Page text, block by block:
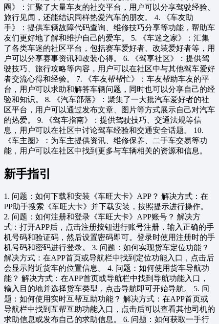
圈》：汇聚了大量车友的社交平台，用户可以分享驾驶经验、
旅行见闻，还能结识同样热爱汽车的朋友。 4. 《车友助
手》：提供车辆故障代码查询、维修技巧分享等功能，帮助车
友们更好地了解和维护自己的爱车。 5. 《车迷之家》：汇集
了各类车迷的社区平台，包括赛车爱好者、改装爱好者等，用
户可以分享赛事资讯和改装心得。 6. 《驾享社区》：提供驾
驶技巧、旅行攻略等内容，用户可以在社区中与其他驾车爱好
者交流心得和经验。 7. 《车友帮帮忙》：车友帮助车友的平
台，用户可以求助和解答车辆问题，同时也可以分享自己的经
验和知识。 8. 《汽车部落》：聚集了一大批汽车爱好者的社
区平台，用户可以通过发布文章、图片等方式展示自己对汽车
的热爱。 9. 《驾车指南》：提供驾驶技巧、交通法规等信
息，用户可以在社区中讨论驾车经验和交通安全话题。 10.
《车主圈》：为车主提供资讯、维修保养、二手车交易等功
能，用户可以在社区中找到更多与车辆相关的资源和信息。
新手指引
1. 问题：如何下载和安装《车旺大卡》APP？ 解决方式：在
PP助手搜索《车旺大卡》并下载安装，按照提示进行操作。
2. 问题：如何注册和登录《车旺大卡》APP账号？ 解决方
式：打开APP后，点击注册按钮进行账号注册，输入正确的手
机号码和验证码，然后设置密码即可。登录时使用注册时的手
机号码和密码进行登录。 3. 问题：如何实现货车定位功能？
解决方式：在APP首页或导航栏中找到定位功能入口，点击后
会显示附近货车的位置信息。 4. 问题：如何使用货车导航功
能？ 解决方式：在APP首页或导航栏中找到导航功能入口，
输入目的地并选择货车类型，点击导航即可开始导航。 5. 问
题：如何使用实时互帮互助功能？ 解决方式：在APP首页或
导航栏中找到互帮互助功能入口，点击后可以查看其他司机的
求助信息或发布自己的求助信息。 6. 问题：如何获取一手行